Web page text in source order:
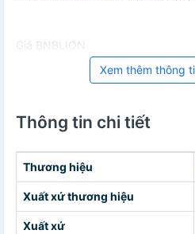
Giá BNBLION
Xem thêm thông
Thông tin chi tiết
Thương hiệu
Xuất xứ thương hiệu
Xuất xứ